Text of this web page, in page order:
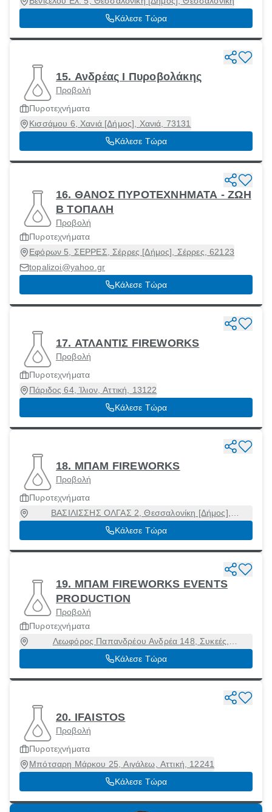
Κάλεσε Τώρα
15. Ανδρέας Ι Πυροβολάκης
Προβολή
Πυροτεχνήματα
Κισσάμου 6, Χανιά [Δήμος], Χανιά, 73131
Κάλεσε Τώρα
16. ΘΑΝΟΣ ΠΥΡΟΤΕΧΝΗΜΑΤΑ - ΖΩΗ
Β ΤΟΠΑΛΗ
Προβολή
Πυροτεχνήματα
Εφόρων 5, ΣΕΡΡΕΣ, Σέρρες [Δήμος], Σέρρες, 62123
topalizoi@yahoo.gr
Κάλεσε Τώρα
17. ΑΤΛΑΝΤΙΣ FIREWORKS
Προβολή
Πυροτεχνήματα
Πάριδος 64, Ίλιον, Αττική, 13122
Κάλεσε Τώρα
18. ΜΠΑΜ FIREWORKS
Προβολή
Πυροτεχνήματα
ΒΑΣΙΛΙΣΣΗΣ ΟΛΓΑΣ 2, Θεσσαλονίκη [Δήμος],
Θεσσαλονίκη, 54645
Κάλεσε Τώρα
19. ΜΠΑΜ FIREWORKS EVENTS
PRODUCTION
Προβολή
Πυροτεχνήματα
Λεωφόρος Παπανδρέου Ανδρέα 148, Συκεές,
Θεσσαλονίκη, 56626
Κάλεσε Τώρα
20. IFAISTOS
Προβολή
Πυροτεχνήματα
Μπότσαρη Μάρκου 25, Αιγάλεω, Αττική, 12241
Κάλεσε Τώρα